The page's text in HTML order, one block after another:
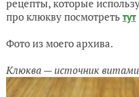
рецепты, которые
про клюкву посмотреть тут
Фото из моего архива.
Клюква — источник